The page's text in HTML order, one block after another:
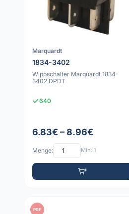
Marquardt
1834-3402
Wippschalter Marquardt 1834-
3402 DPDT
640
6.83€ – 8.96€
Menge: Min: 1
PDF